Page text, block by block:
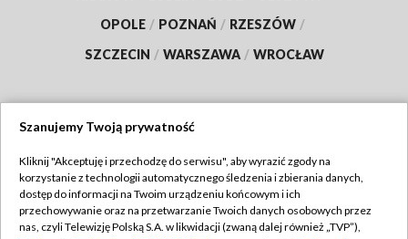
OPOLE / POZNAŃ / RZESZÓW /
SZCZECIN / WARSZAWA / WROCŁAW
TVP
Abonament TVP
Regulamin TVP
Szanujemy Twoją prywatność
Kliknij "Akceptuję i przechodzę do serwisu", aby wyrazić zgody na
korzystanie z technologii automatycznego śledzenia i zbierania danych,
dostęp do informacji na Twoim urządzeniu końcowym i ich
przechowywanie oraz na przetwarzanie Twoich danych osobowych przez
nas, czyli Telewizję Polską S.A. w likwidacji (zwaną dalej również „TVP”),